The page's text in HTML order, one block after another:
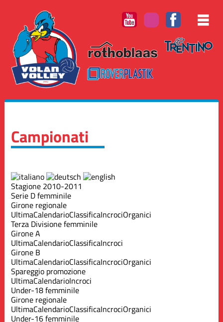
Campionati
Stagione 2010-2011
Serie D femminile
Girone regionale
UltimaCalendarioClassificaIncrociOrganici
Terza Divisione femminile
Girone A
UltimaCalendarioClassificaIncroci
Girone B
UltimaCalendarioClassificaIncrociOrganici
Spareggio promozione
UltimaCalendarioIncroci
Under-18 femminile
Girone regionale
UltimaCalendarioClassificaIncrociOrganici
Under-16 femminile